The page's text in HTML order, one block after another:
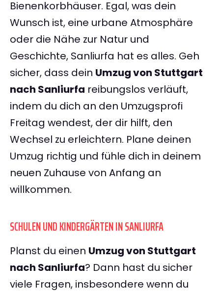
Bienenkorbhäuser. Egal, was dein
Wunsch ist, eine urbane Atmosphäre
oder die Nähe zur Natur und
Geschichte, Sanliurfa hat es alles. Geh
sicher, dass dein Umzug von Stuttgart
nach Sanliurfa reibungslos verläuft,
indem du dich an den Umzugsprofi
Freitag wendest, der dir hilft, den
Wechsel zu erleichtern. Plane deinen
Umzug richtig und fühle dich in deinem
neuen Zuhause von Anfang an
willkommen.
SCHULEN UND KINDERGÄRTEN IN SANLIURFA
Planst du einen Umzug von Stuttgart
nach Sanliurfa? Dann hast du sicher
viele Fragen, insbesondere wenn du